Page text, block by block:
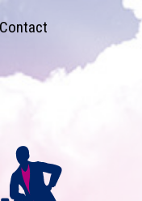
Contact